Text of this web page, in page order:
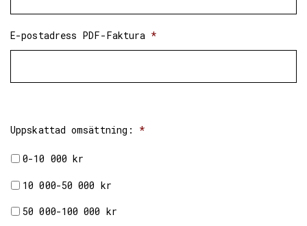
E-postadress PDF-Faktura *
Uppskattad omsättning: *
0-10 000 kr
10 000-50 000 kr
50 000-100 000 kr